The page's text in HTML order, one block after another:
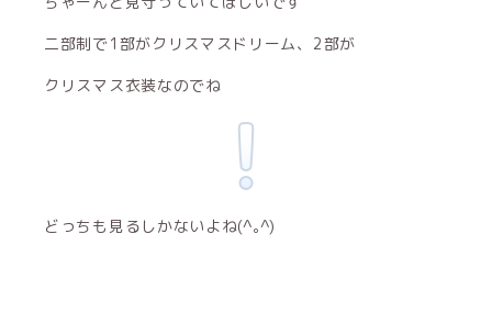
二部制で1部がクリスマスドリーム、2部が
クリスマス衣装なのでね
どっちも見るしかないよね(^｡^)